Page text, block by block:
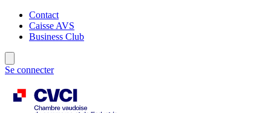
Contact
Caisse AVS
Business Club
Se connecter